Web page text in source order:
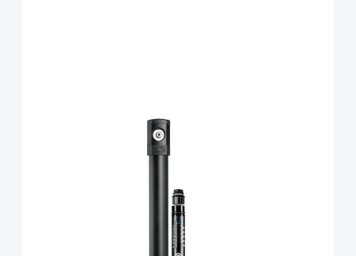
CrankBrothers Klic HP
analoges Manometer inkl.
Rahmenhalter Midnight